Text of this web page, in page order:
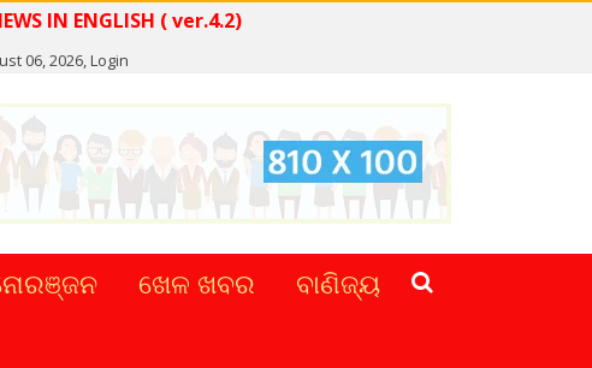
NEWS IN ENGLISH ( ver.4.2)
06, 2026,Login
ଖେଳ ଖବର
ବାଣିଜ୍ୟ